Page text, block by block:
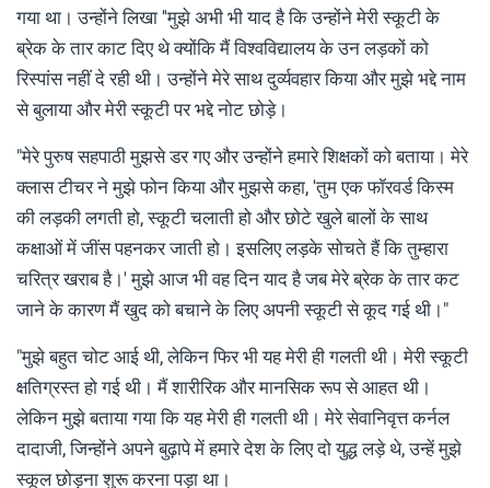
गया था। उन्होंने लिखा ''मुझे अभी भी याद है कि उन्होंने मेरी स्कूटी के
ब्रेक के तार काट दिए थे क्योंकि मैं विश्वविद्यालय के उन लड़कों को
रिस्पांस नहीं दे रही थी। उन्होंने मेरे साथ दुर्व्यवहार किया और मुझे भद्दे नाम
से बुलाया और मेरी स्कूटी पर भद्दे नोट छोड़े।
"मेरे पुरुष सहपाठी मुझसे डर गए और उन्होंने हमारे शिक्षकों को बताया। मेरे
क्लास टीचर ने मुझे फोन किया और मुझसे कहा, 'तुम एक फॉरवर्ड किस्म
की लड़की लगती हो, स्कूटी चलाती हो और छोटे खुले बालों के साथ
कक्षाओं में जींस पहनकर जाती हो। इसलिए लड़के सोचते हैं कि तुम्हारा
चरित्र खराब है।' मुझे आज भी वह दिन याद है जब मेरे ब्रेक के तार कट
जाने के कारण मैं खुद को बचाने के लिए अपनी स्कूटी से कूद गई थी।"
"मुझे बहुत चोट आई थी, लेकिन फिर भी यह मेरी ही गलती थी। मेरी स्कूटी
क्षतिग्रस्त हो गई थी। मैं शारीरिक और मानसिक रूप से आहत थी।
लेकिन मुझे बताया गया कि यह मेरी ही गलती थी। मेरे सेवानिवृत्त कर्नल
दादाजी, जिन्होंने अपने बुढ़ापे में हमारे देश के लिए दो युद्ध लड़े थे, उन्हें मुझे
स्कूल छोड़ना शुरू करना पड़ा था।